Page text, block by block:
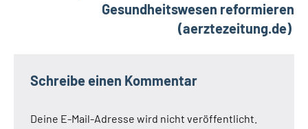
Gesundheitswesen reformieren
(aerztezeitung.de)
Schreibe einen Kommentar
Deine E-Mail-Adresse wird nicht veröffentlicht.